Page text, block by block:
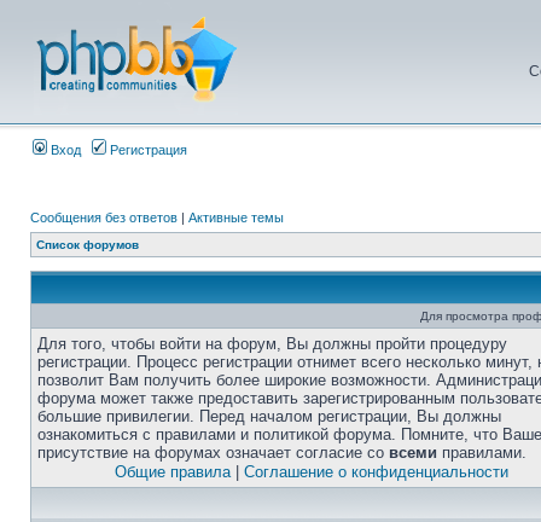
Вход Регистрация
Сообщения без ответов | Активные темы
Список форумов
Для просмотра
Для того, чтобы войти на форум, Вы должны пройти процедуру
регистрации. Процесс регистрации отнимет всего несколько минут,
позволит Вам получить более широкие возможности.
форума может также предоставить зарегистрированным
большие привилегии. Перед началом регистрации, Вы должны
ознакомиться с правилами и политикой форума. Помните, что Ваше
присутствие на форумах означает согласие со всеми правилами.
Общие правила| Соглашение о конфиденциальности